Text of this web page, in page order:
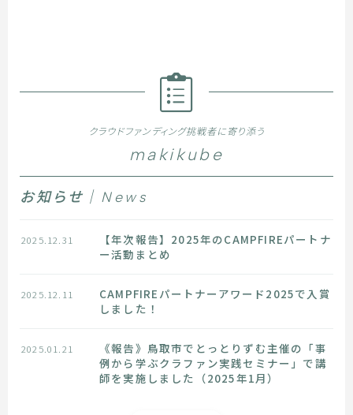
クラウドファンディング挑戦者に寄り添う
makikube
お知らせ｜News
【年次報告】2025年のCAMPFIREパートナ
ー活動まとめ
2025.12.31
CAMPFIREパートナーアワード2025で入賞
しました！
2025.12.11
《報告》鳥取市でとっとりずむ主催の「事
例から学ぶクラファン実践セミナー」で講
師を実施しました（2025年1月）
2025.01.21